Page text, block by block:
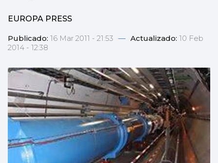
EUROPA PRESS
Publicado: 16 Mar 2011 - 21:53 — Actualizado: 10 Feb
2014 - 12:38